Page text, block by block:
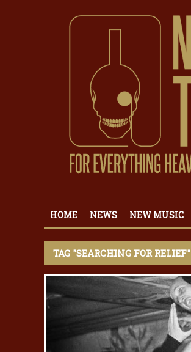
HOME NEWS NEW MUSIC
TAG "SEARCHING FOR RELIEF"